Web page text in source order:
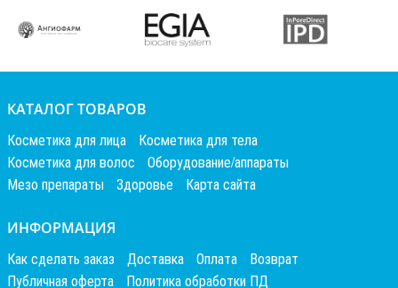
КАТАЛОГ ТОВАРОВ
Косметика для лица
Косметика для тела
Косметика для волос
Оборудование/аппараты
Мезо препараты
Здоровье Карта сайта
ИНФОРМАЦИЯ
Как сделать заказ Доставка Оплата
Возврат
Публичная оферта
Политика обработки ПД